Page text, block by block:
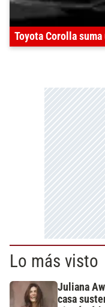
Toyota Corolla
Lo más visto
Juliana
casa